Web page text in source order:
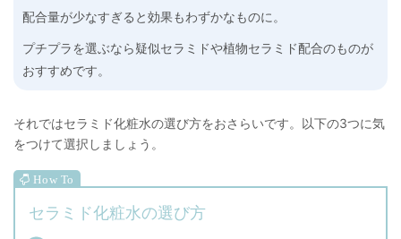
配合量が少なすぎると効果もわずかなものに。
プチプラを選ぶなら疑似セラミドや植物セラミド配合のものが
おすすめです。
それではセラミド化粧水の選び方をおさらいです。以下の3つに気
をつけて選択しましょう。
セラミド化粧水の選び方